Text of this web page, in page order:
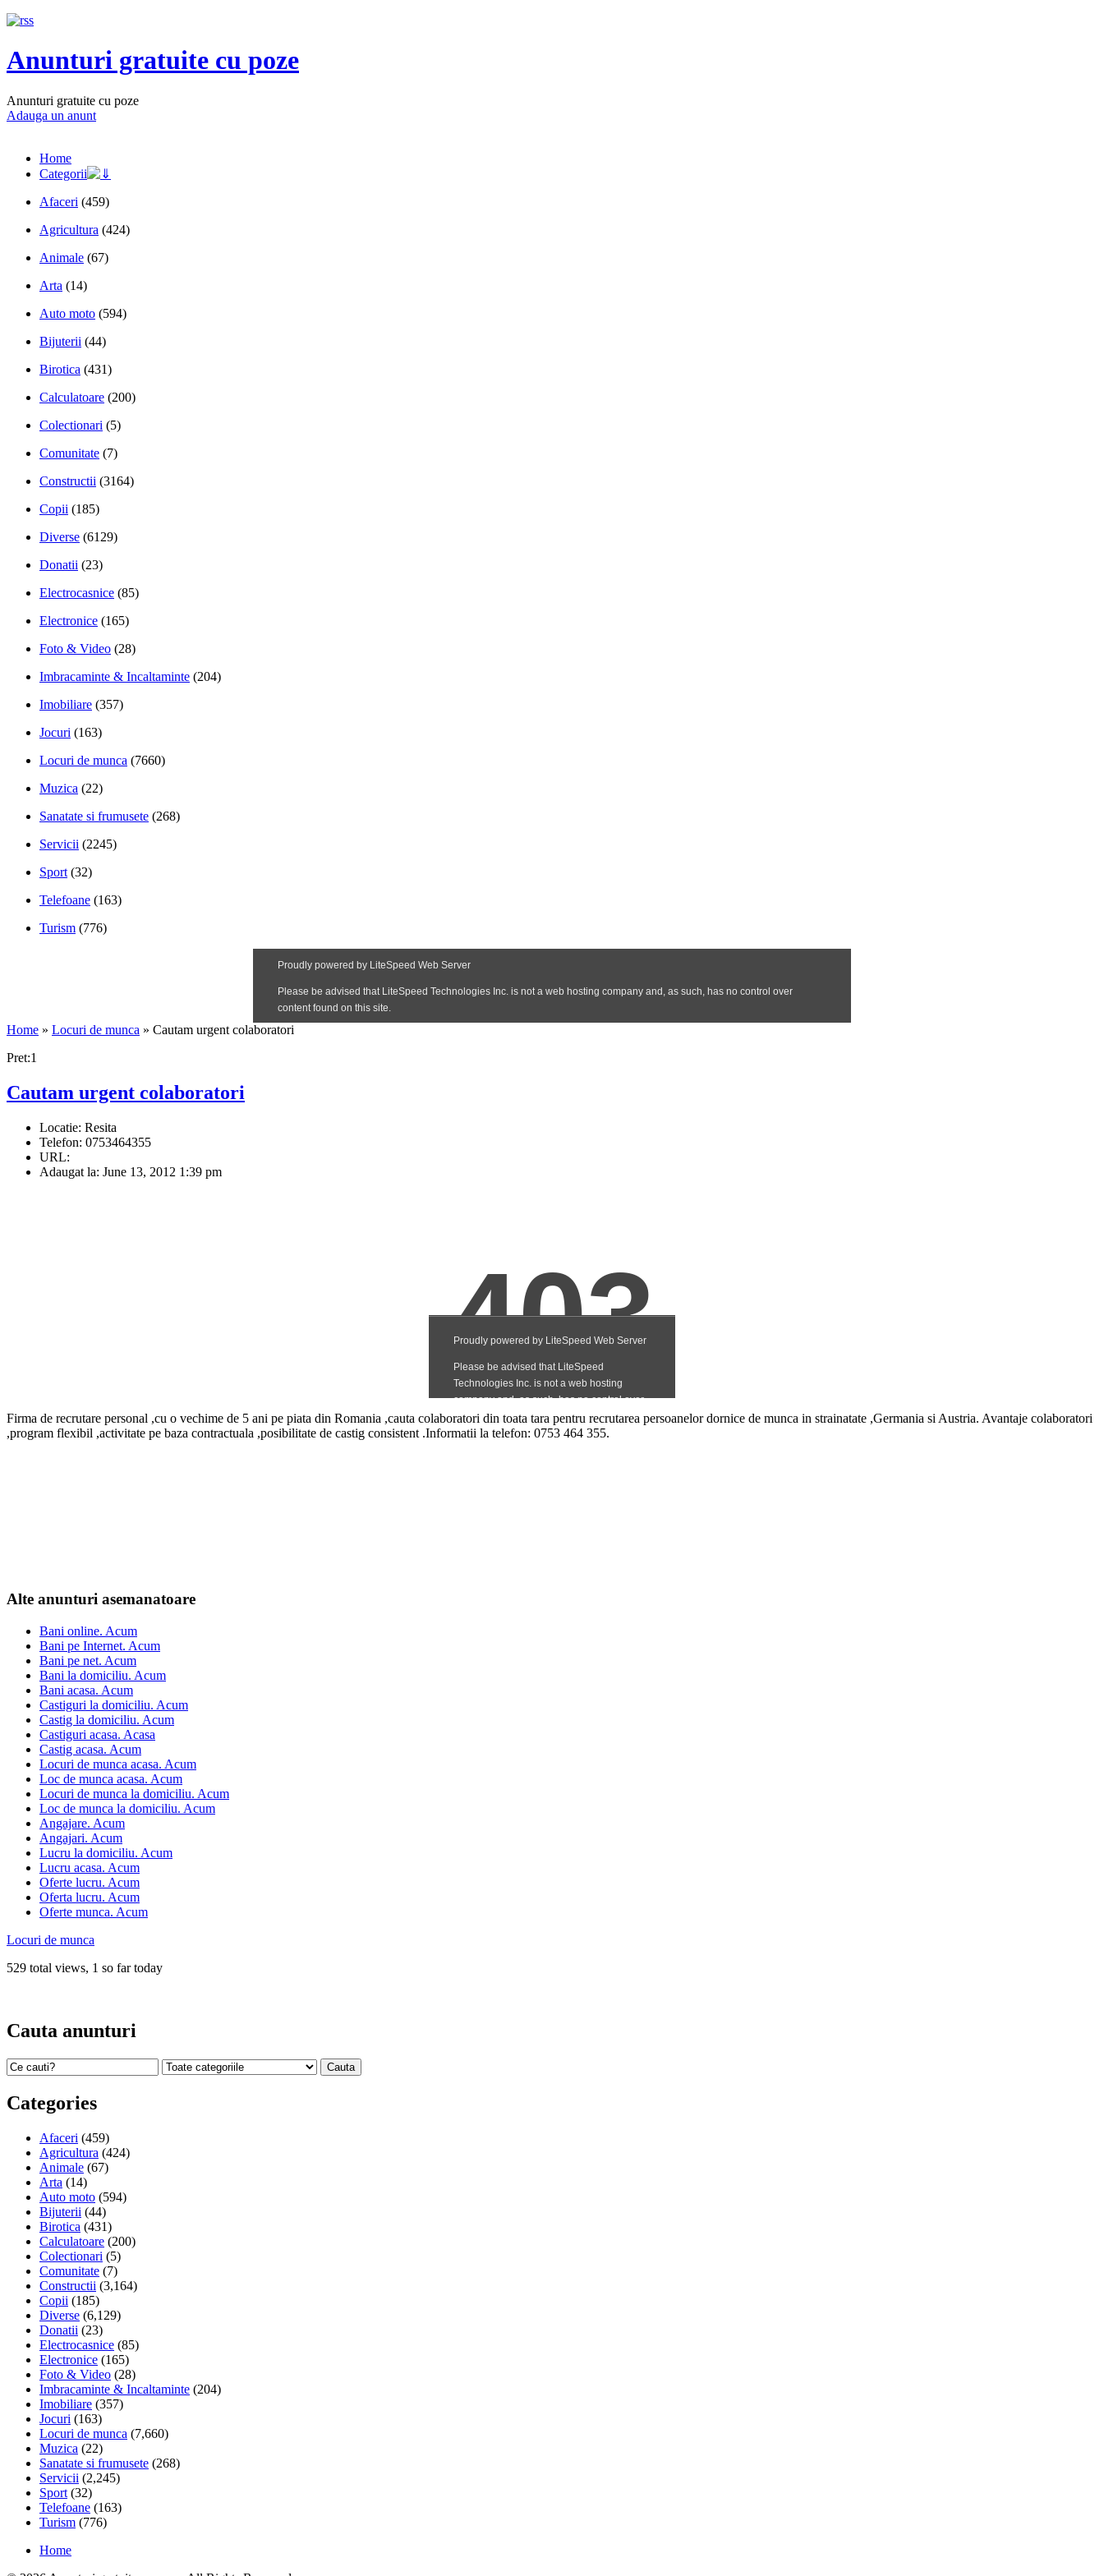
Anunturi gratuite cu poze
Anunturi gratuite cu poze
Adauga un anunt
Home
Categorii
Afaceri (459)
Agricultura (424)
Animale (67)
Arta (14)
Auto moto (594)
Bijuterii (44)
Birotica (431)
Calculatoare (200)
Colectionari (5)
Comunitate (7)
Constructii (3164)
Copii (185)
Diverse (6129)
Donatii (23)
Electrocasnice (85)
Electronice (165)
Foto & Video (28)
Imbracaminte & Incaltaminte (204)
Imobiliare (357)
Jocuri (163)
Locuri de munca (7660)
Muzica (22)
Sanatate si frumusete (268)
Servicii (2245)
Sport (32)
Telefoane (163)
Turism (776)
Home » Locuri de munca » Cautam urgent colaboratori
Pret:1
Cautam urgent colaboratori
Locatie: Resita
Telefon: 0753464355
URL:
Adaugat la: June 13, 2012 1:39 pm
Firma de recrutare personal ,cu o vechime de 5 ani pe piata din Romania ,cauta colaboratori din toata tara pentru recrutarea persoanelor dornice de munca in strainatate ,Germania si Austria. Avantaje colaboratori
,program flexibil ,activitate pe baza contractuala ,posibilitate de castig consistent .Informatii la telefon: 0753 464 355.
Alte anunturi asemanatoare
Bani online. Acum
Bani pe Internet. Acum
Bani pe net. Acum
Bani la domiciliu. Acum
Bani acasa. Acum
Castiguri la domiciliu. Acum
Castig la domiciliu. Acum
Castiguri acasa. Acasa
Castig acasa. Acum
Locuri de munca acasa. Acum
Loc de munca acasa. Acum
Locuri de munca la domiciliu. Acum
Loc de munca la domiciliu. Acum
Angajare. Acum
Angajari. Acum
Lucru la domiciliu. Acum
Lucru acasa. Acum
Oferte lucru. Acum
Oferta lucru. Acum
Oferte munca. Acum
Locuri de munca
529 total views, 1 so far today
Cauta anunturi
Categories
Afaceri (459)
Agricultura (424)
Animale (67)
Arta (14)
Auto moto (594)
Bijuterii (44)
Birotica (431)
Calculatoare (200)
Colectionari (5)
Comunitate (7)
Constructii (3,164)
Copii (185)
Diverse (6,129)
Donatii (23)
Electrocasnice (85)
Electronice (165)
Foto & Video (28)
Imbracaminte & Incaltaminte (204)
Imobiliare (357)
Jocuri (163)
Locuri de munca (7,660)
Muzica (22)
Sanatate si frumusete (268)
Servicii (2,245)
Sport (32)
Telefoane (163)
Turism (776)
Home